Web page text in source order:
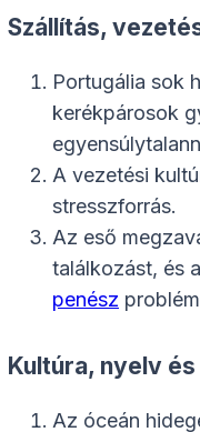
Szállítás,
Portugália sok
kerékpárosok
A vezetési
stresszforrás.
Az eső
találkozást, és
penész
Kultúra, nyelv
Az óceán